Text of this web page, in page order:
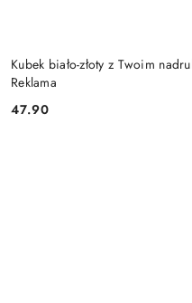
Kubek biało-złoty z Twoim
Reklama
Cena:
47.90